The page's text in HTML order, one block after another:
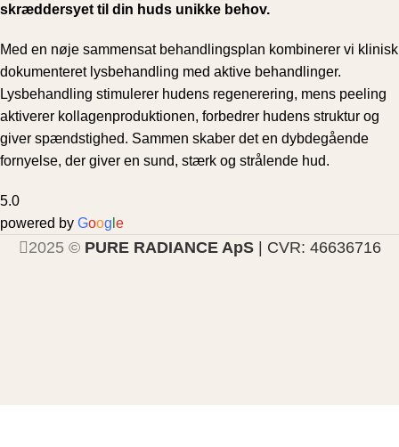
skræddersyet til din huds unikke behov.
Med en nøje sammensat behandlingsplan kombinerer vi klinisk
dokumenteret lysbehandling med aktive behandlinger.
Lysbehandling stimulerer hudens regenerering, mens peeling
aktiverer kollagenproduktionen, forbedrer hudens struktur og
giver spændstighed. Sammen skaber det en dybdegående
fornyelse, der giver en sund, stærk og strålende hud.
5.0
powered by Goog e
2025 © PURE RADIANCE ApS| CVR: 46636716